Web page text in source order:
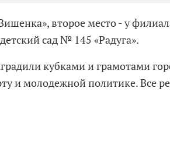
второе место - у
сад № 145 «Радуга».
кубками и грамотами
и молодежной политике. Все